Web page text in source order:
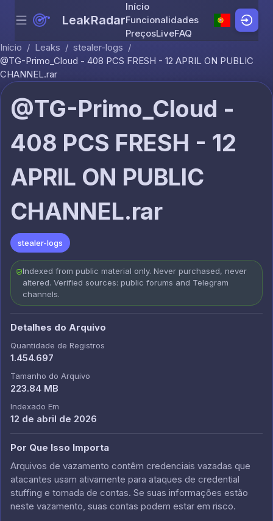
Skip to content
Menu LeakRadar
Início
Funcionalidades
PreçosLiveFAQ
Início / Leaks / stealer-logs /
@TG-Primo_Cloud - 408 PCS FRESH - 12 APRIL ON PUBLIC
CHANNEL.rar
@TG-Primo_Cloud -
408 PCS FRESH - 12
APRIL ON PUBLIC
CHANNEL.rar
stealer-logs
Indexed from public material only. Never purchased, never
altered. Verified sources: public forums and Telegram
channels.
Detalhes do Arquivo
Quantidade de Registros
1.454.697
Tamanho do Arquivo
223.84 MB
Indexado Em
12 de abril de 2026
Por Que Isso Importa
Arquivos de vazamento contêm credenciais vazadas que
atacantes usam ativamente para ataques de credential
stuffing e tomada de contas. Se suas informações estão
neste vazamento, suas contas podem estar em risco.